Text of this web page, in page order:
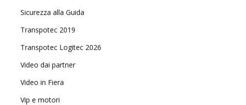
Sicurezza alla Guida
Transpotec 2019
Transpotec Logitec 2026
Video dai partner
Video in Fiera
Vip e motori